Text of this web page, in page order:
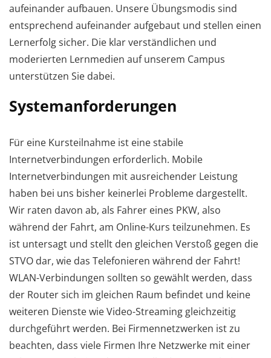
aufeinander aufbauen. Unsere Übungsmodis sind
entsprechend aufeinander aufgebaut und stellen einen
Lernerfolg sicher. Die klar verständlichen und
moderierten Lernmedien auf unserem Campus
unterstützen Sie dabei.
Systemanforderungen
Für eine Kursteilnahme ist eine stabile
Internetverbindungen erforderlich. Mobile
Internetverbindungen mit ausreichender Leistung
haben bei uns bisher keinerlei Probleme dargestellt.
Wir raten davon ab, als Fahrer eines PKW, also
während der Fahrt, am Online-Kurs teilzunehmen. Es
ist untersagt und stellt den gleichen Verstoß gegen die
STVO dar, wie das Telefonieren während der Fahrt!
WLAN-Verbindungen sollten so gewählt werden, dass
der Router sich im gleichen Raum befindet und keine
weiteren Dienste wie Video-Streaming gleichzeitig
durchgeführt werden. Bei Firmennetzwerken ist zu
beachten, dass viele Firmen Ihre Netzwerke mit einer